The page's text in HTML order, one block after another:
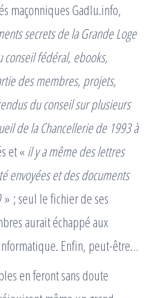
maçonniques Gadlu.info,
secrets de la Grande Loge
fédéral, ebooks,
des membres, projets,
du conseil sur plusieurs
de la Chancellerie de 1993 à
et « il y a même des lettres
envoyées et des documents
» ; seul le fichier de ses
aurait échappé aux
Enfin, peut-être…
en feront sans doute